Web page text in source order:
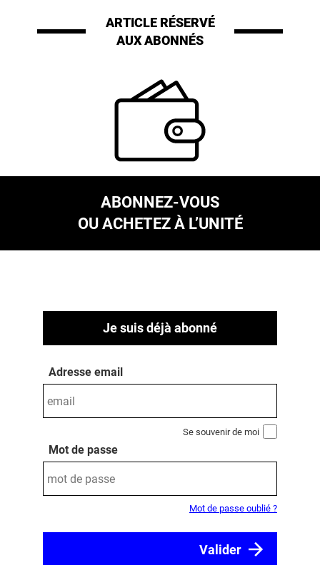
ARTICLE RÉSERVÉ
AUX ABONNÉS
ABONNEZ-VOUS
OU ACHETEZ À L’UNITÉ
Je suis déjà abonné
Adresse email
Se souvenir de moi
Mot de passe
Mot de passe oublié ?